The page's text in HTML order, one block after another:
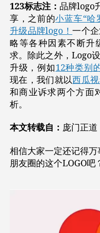
123标志注： 品牌logo
享，之前的小蓝车“哈
升级品牌logo！一个
略等各种因素不断升
求。除此之外，Logo
升级，例如12种类别
现在，我们就以西瓜
和商业诉求两个方面
析。
本文转载自： 庞门正道
相信大家一定还记得
朋友圈的这个LOGO吧